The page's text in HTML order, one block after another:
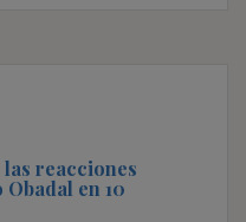
reacciones
en 10